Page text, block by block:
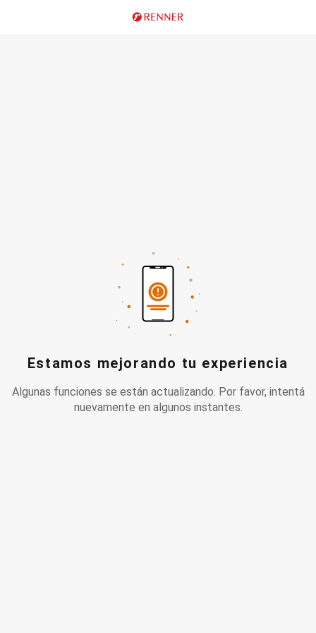
Estamos mejorando tu experiencia
Algunas funciones se están actualizando. Por favor, intentá
nuevamente en algunos instantes.